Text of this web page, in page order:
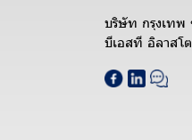
บริษัท กรุงเทพ
บีเอสที อิลาสโ